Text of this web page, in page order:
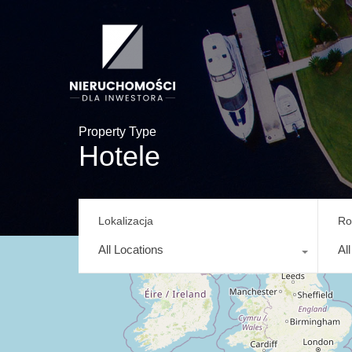
Property Type
Hotele
Lokalizacja
All Locations